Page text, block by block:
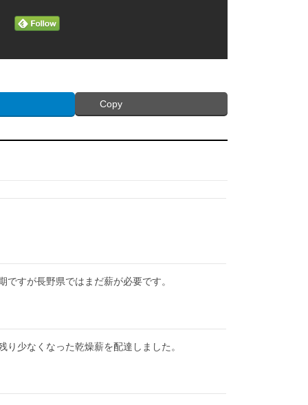
Copy
ですが長野県ではまだ薪が必要です。
り少なくなった乾燥薪を配達しました。